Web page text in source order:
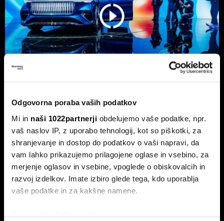
Odgovorna poraba vaših podatkov
Mi in naši 1022partnerji obdelujemo vaše podatke, npr.
vaš naslov IP, z uporabo tehnologij, kot so piškotki, za
shranjevanje in dostop do podatkov o vaši napravi, da
vam lahko prikazujemo prilagojene oglase in vsebino, za
merjenje oglasov in vsebine, vpoglede o obiskovalcih in
razvoj izdelkov. Imate izbiro glede tega, kdo uporablja
vaše podatke in za kakšne namene.
Če dovolite, želimo tudi:
Kako je Geelyju uspelo pokoriti
velikega BYD
Geely v času negotovosti stavi na globalno prodajno
mrežo in za kitajsko znamko netipično pogonsko
razpršenost, saj izdeluje tudi modele z motorjem z
notranjim zgorevanjem.